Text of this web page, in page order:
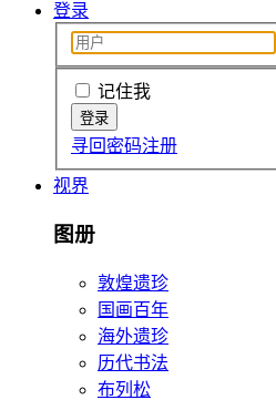
登录
记住我
寻回密码注册
视界
图册
敦煌遗珍
国画百年
海外遗珍
历代书法
布列松